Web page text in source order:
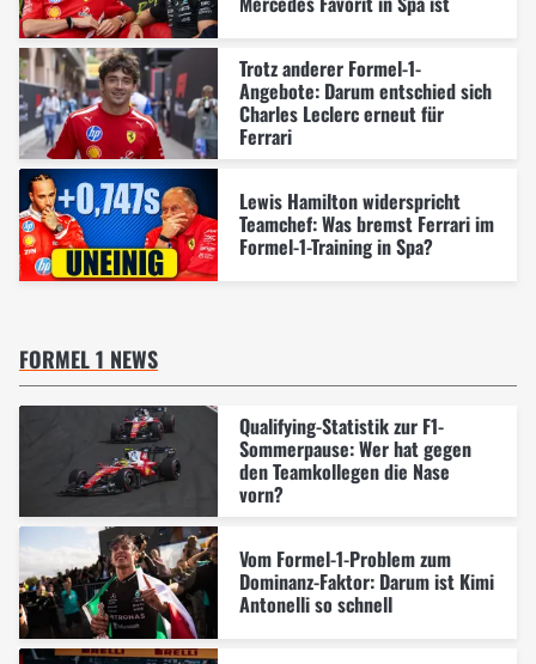
Trotz anderer Formel-1-
Angebote: Darum entschied sich
Charles Leclerc erneut für
Ferrari
Lewis Hamilton widerspricht
Teamchef: Was bremst Ferrari im
Formel-1-Training in Spa?
FORMEL 1 NEWS
Qualifying-Statistik zur F1-
Sommerpause: Wer hat gegen
den Teamkollegen die Nase
vorn?
Vom Formel-1-Problem zum
Dominanz-Faktor: Darum ist Kimi
Antonelli so schnell